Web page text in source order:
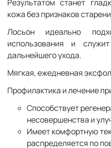
Результатом станет
кожа без признаков
Лосьон идеально
использования и
дальнейшего ухода.
Мягкая, ежедневная
Профилактика и лечение
Способствует
несовершенства и
Имеет комфортную
распределяется по